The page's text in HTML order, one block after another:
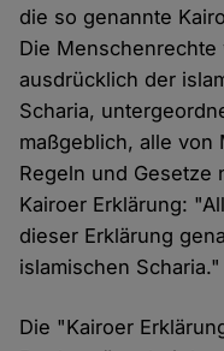
die so genannte
Die
ausdrücklich der
Scharia,
maßgeblich, alle von
Regeln und Gesetze
Kairoer Erklärung:
dieser Erklärung
islamischen Scharia."
Die "Kairoer